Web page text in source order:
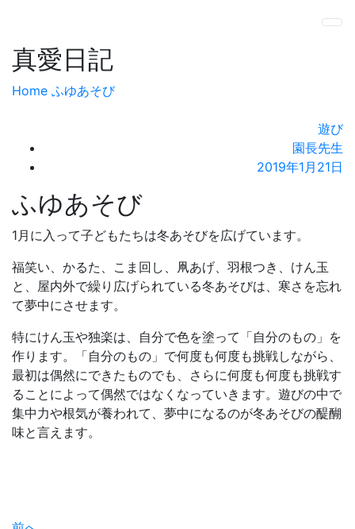
真愛日記
Home ふゆあそび
遊び
園長先生
2019年1月21日
ふゆあそび
1月に入って子どもたちは冬あそびを広げています。
福笑い、かるた、こま回し、凧あげ、羽根つき、けん玉
と、屋内外で繰り広げられている冬あそびは、寒さを忘れ
て夢中にさせます。
特にけん玉や独楽は、自分で色を塗って「自分のもの」を
作ります。「自分のもの」で何度も何度も挑戦しながら、
最初は偶然にできたものでも、さらに何度も何度も挑戦す
ることによって偶然ではなくなっていきます。遊びの中で
集中力や根気が養われて、夢中になるのが冬あそびの醍醐
味と言えます。